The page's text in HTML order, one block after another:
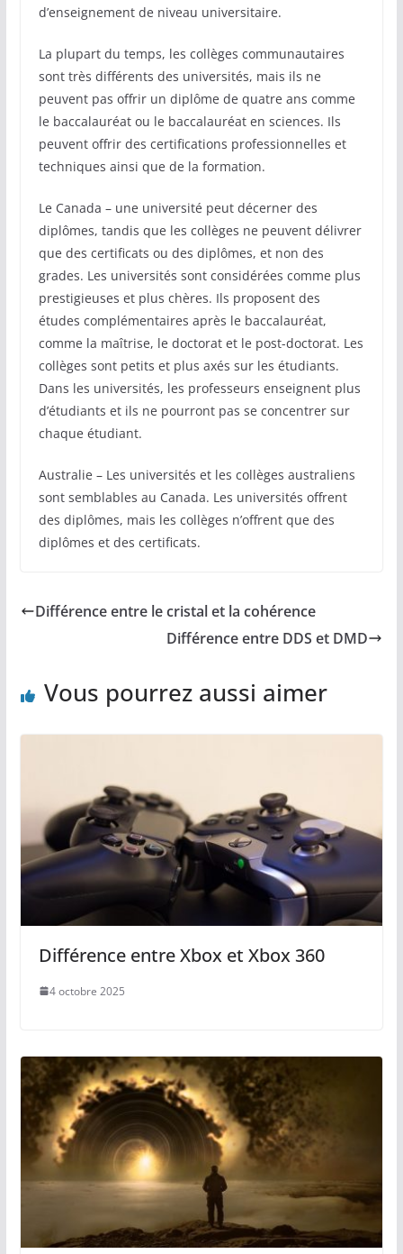
d’enseignement de niveau universitaire.
La plupart du temps, les collèges communautaires
sont très différents des universités, mais ils ne
peuvent pas offrir un diplôme de quatre ans comme
le baccalauréat ou le baccalauréat en sciences. Ils
peuvent offrir des certifications professionnelles et
techniques ainsi que de la formation.
Le Canada – une université peut décerner des
diplômes, tandis que les collèges ne peuvent délivrer
que des certificats ou des diplômes, et non des
grades. Les universités sont considérées comme plus
prestigieuses et plus chères. Ils proposent des
études complémentaires après le baccalauréat,
comme la maîtrise, le doctorat et le post-doctorat. Les
collèges sont petits et plus axés sur les étudiants.
Dans les universités, les professeurs enseignent plus
d’étudiants et ils ne pourront pas se concentrer sur
chaque étudiant.
Australie – Les universités et les collèges australiens
sont semblables au Canada. Les universités offrent
des diplômes, mais les collèges n’offrent que des
diplômes et des certificats.
Différence entre le cristal et la cohérence
Différence entre DDS et DMD
Vous pourrez aussi aimer
Différence entre Xbox et Xbox 360
4 octobre 2025